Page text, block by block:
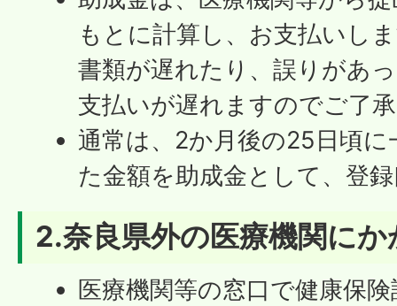
もとに計算し、お支払いし
書類が遅れたり、誤りがあ
支払いが遅れますのでご了
通常は、2か月後の25日頃
た金額を助成金として、登
2.奈良県外の医療機関にか
医療機関等の窓口で健康保